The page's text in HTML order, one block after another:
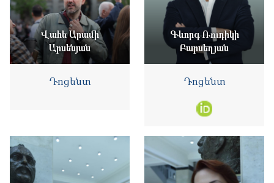
Վահե Արամի
Արսենյան
Դոցենտ
Գևորգ Ռուդիկի
Բարսեղյան
Դոցենտ